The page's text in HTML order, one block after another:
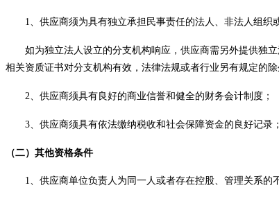
1 供应商须为具有独立承担民事责任的法人、非法人组织
如为独立法人设立的分支机构响应 ， 供应商需另外提供独
相关资质证书对分支机构有效，法律法规或者行业另有规定的除
2 供应商须具有良好的商业信誉和健全的财务会计制度 ；
3 供应商须具有依法缴纳税收和社会保障资金的良好记录
（二）其他资格条件
1、供应商单位负责人为同一人或者存在控股、管理关系